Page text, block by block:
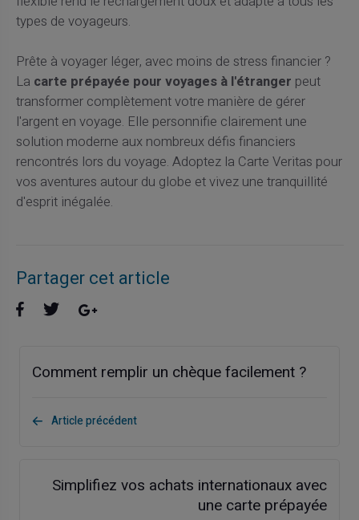
types de voyageurs.
Prête à voyager léger, avec moins de stress financier ?
La carte prépayée pour voyages à l'étranger peut
transformer complètement votre manière de gérer
l'argent en voyage. Elle personnifie clairement une
solution moderne aux nombreux défis financiers
rencontrés lors du voyage. Adoptez la Carte Veritas pour
vos aventures autour du globe et vivez une tranquillité
d'esprit inégalée.
Partager cet article
Comment remplir un chèque facilement ?
Article précédent
Simplifiez vos achats internationaux avec
une carte prépayée